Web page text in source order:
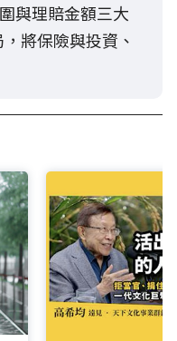
與理賠金額三大
將保險與投資、